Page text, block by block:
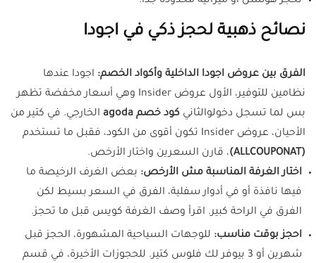
نصائح ذهبية لحجز ذكي في اجودا
الفرق بين عروض اجودا الداخلية وأكواد الخصم: اجودا عندها
نظامين للتوفير، الأول عروض Insider وهي أسعار مخفضة تظهر
بس لما تسجل دخولوالثاني كود خصم agoda
الخارجي. في كتير من
الأحيان، عروض Insider تكون أقوى من الكود، فقبل ما تستخدم
(ALLCOUPONAT)
، قارن السعرين واختار الأرخص.
اختار الغرفة المناسبة مش الأرخص: بعض الغرف الرخيصة ما
فيها نافذة أو في أدوار سفلية، الفرق في السعر بسيط لكن
الفرق في الراحة كبير. اقرأ وصف الغرفة كويس قبل ما تحجز.
احجز بوقت مناسب: للوجهات السياحية المشهورة، الحجز قبل
شهرين أو 3 بيوفر لك فلوس كتير. للحجوزات الأخيرة، في قسم